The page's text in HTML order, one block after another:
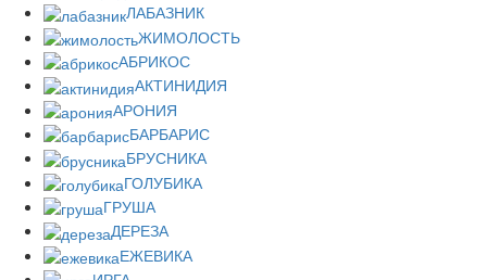
ЛАБАЗНИК
ЖИМОЛОСТЬ
АБРИКОС
АКТИНИДИЯ
АРОНИЯ
БАРБАРИС
БРУСНИКА
ГОЛУБИКА
ГРУША
ДЕРЕЗА
ЕЖЕВИКА